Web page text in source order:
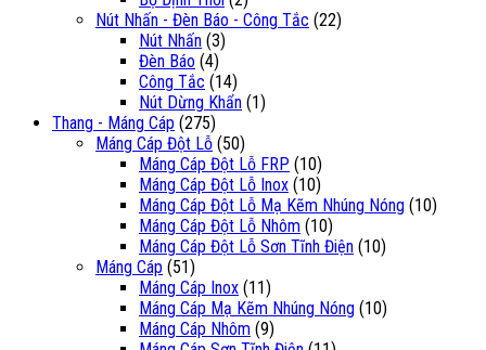
Nút Nhấn - Đèn Báo - Công Tắc (22)
Nút Nhấn (3)
Đèn Báo (4)
Công Tắc (14)
Nút Dừng Khẩn (1)
Thang - Máng Cáp (275)
Máng Cáp Đột Lỗ (50)
Máng Cáp Đột Lỗ FRP (10)
Máng Cáp Đột Lỗ Inox (10)
Máng Cáp Đột Lỗ Mạ Kẽm Nhúng Nóng (10)
Máng Cáp Đột Lỗ Nhôm (10)
Máng Cáp Đột Lỗ Sơn Tĩnh Điện (10)
Máng Cáp (51)
Máng Cáp Inox (11)
Máng Cáp Mạ Kẽm Nhúng Nóng (10)
Máng Cáp Nhôm (9)